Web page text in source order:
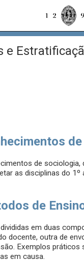
e
de sociologia,
as disciplinas do 1º
de
em duas
docente, outra de
Exemplos práticos
em causa.